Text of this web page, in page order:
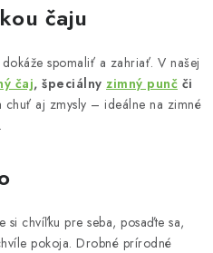
čaju
spomaliť a zahriať. V našej
čaj, špeciálny zimný punč či
chuť aj zmysly – ideálne na zimné
chvíľku pre seba, posaďte sa,
pokoja. Drobné prírodné